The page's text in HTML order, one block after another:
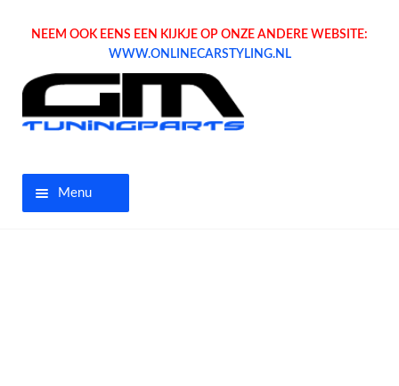
NEEM OOK EENS EEN KIJKJE OP ONZE ANDERE WEBSITE:
WWW.ONLINECARSTYLING.NL
Menu